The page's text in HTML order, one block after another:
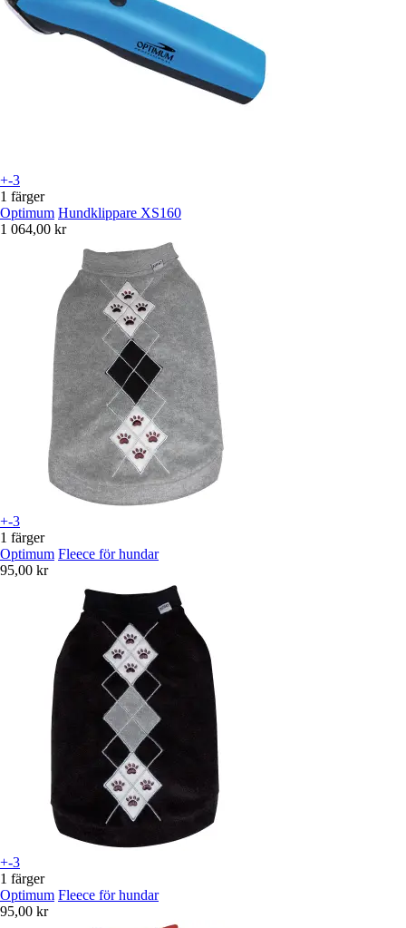
+-3
1 färger
Optimum Hundklippare XS160
1 064,00 kr
+-3
1 färger
Optimum Fleece för hundar
95,00 kr
+-3
1 färger
Optimum Fleece för hundar
95,00 kr